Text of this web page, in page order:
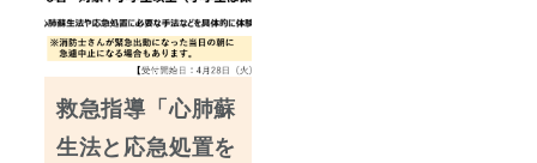
救急指導「心肺蘇
生法と応急処置を